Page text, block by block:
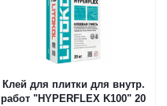
Клей для плитки для внутр.
работ "HYPERFLEX K100" 20